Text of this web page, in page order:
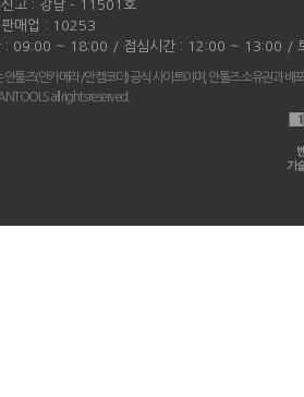
신고 : 강남 - 11501호
판매업 : 10253
: 09:00 ~ 18:00 / 점심시간 : 12:00 ~ 13:00 /
안툴즈(안카메라/안캠코더) 공식 사이트이며, 안툴즈 소유권과 배
all rights reserved.